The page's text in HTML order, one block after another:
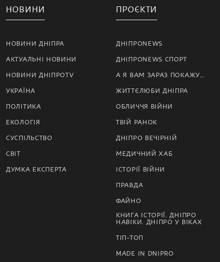
НОВИНИ
НОВИНИ ДНІПРА
АКТУАЛЬНІ НОВИНИ
НОВИНИ ДНІПРОTV
УКРАЇНА
ПОЛІТИКА
ЕКОЛОГІЯ
СУСПІЛЬСТВО
СВІТ
ДУМКА ЕКСПЕРТА
ПРОЄКТИ
ДНІПРОNEWS
ДНІПРОNEWS СПОРТ
А Я ВАМ ЗАРАЗ ПОКАЖУ…
ЖИТТЄЛЮБИ ДНІПРА
ОБЛИЧЧЯ ВІЙНИ
ТВІЙ РАНОК
ДНІПРО ВЕЧІРНІЙ
МЕДИЧНИЙ ХАБ
ІСТОРІЇ ВІЙНИ
ПРАВДА
ФАЙНО
КНИГА ІСТОРІЇ. ДНІПРО
НАВІКИ. ДНІПРО У ВІКАХ
ТІП-ТОП
MADE IN DNIPRO